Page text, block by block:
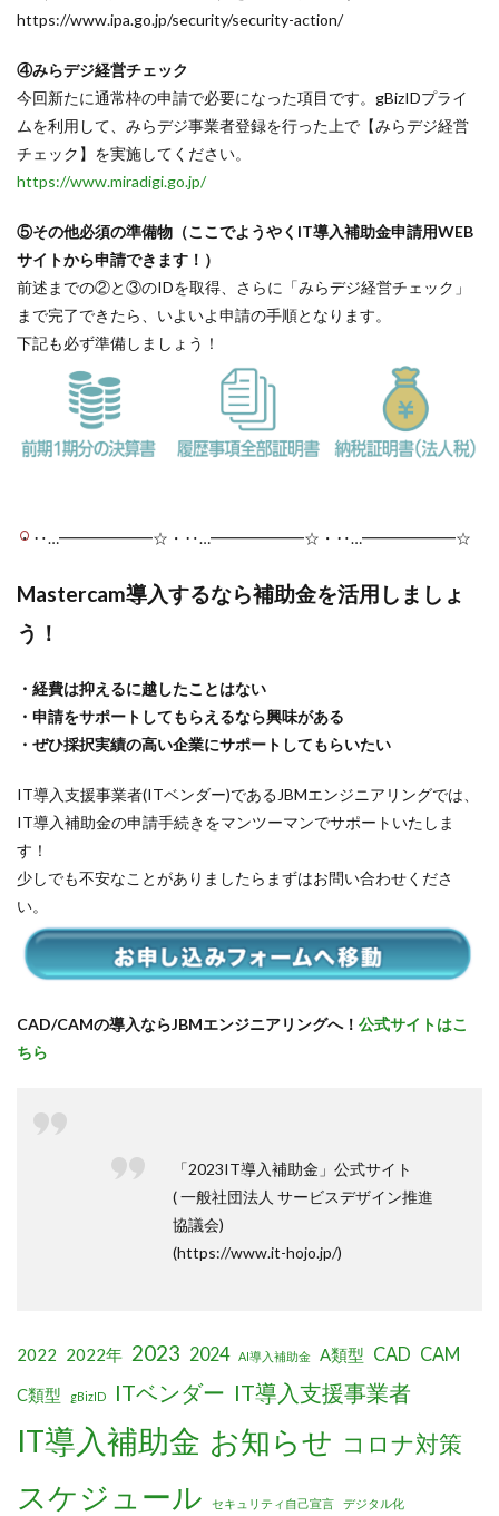
https://www.ipa.go.jp/security/security-action/
④みらデジ経営チェック
今回新たに通常枠の申請で必要になった項目です。gBizIDプライ
ムを利用して、みらデジ事業者登録を行った上で【みらデジ経営
チェック】を実施してください。
https://www.miradigi.go.jp/
⑤その他必須の準備物（ここでようやくIT導入補助金申請用WEB
サイトから申請できます！）
前述までの②と③のIDを取得、さらに「みらデジ経営チェック」
まで完了できたら、いよいよ申請の手順となります。
下記も必ず準備しましょう！
・‥…━━━━━━☆・‥…━━━━━━☆・‥…━━━━━━☆
Mastercam導入するなら補助金を活用しましょ
う！
・経費は抑えるに越したことはない
・申請をサポートしてもらえるなら興味がある
・ぜひ採択実績の高い企業にサポートしてもらいたい
IT導入支援事業者(ITベンダー)であるJBMエンジニアリングでは、
IT導入補助金の申請手続きをマンツーマンでサポートいたしま
す！
少しでも不安なことがありましたらまずはお問い合わせくださ
い。
CAD/CAMの導入ならJBMエンジニアリングへ！ 公式サイトはこ
ちら
「2023IT導入補助金」公式サイト
( 一般社団法人 サービスデザイン推進
協議会)
(https://www.it-hojo.jp/)
2022 2022年 2023 2024 AI導入補助金 A類型 CAD CAM
C類型 gBizID ITベンダー IT導入支援事業者
IT導入補助金 お知らせ コロナ対策
スケジュール セキュリティ自己宣言 デジタル化